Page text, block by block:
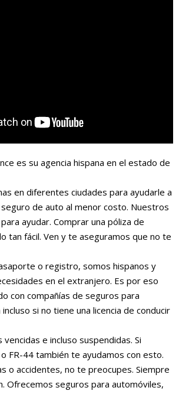
es su agencia hispana en el estado de
en diferentes ciudades para ayudarle a
de auto al menor costo. Nuestros
ayudar. Comprar una póliza de
tan fácil. Ven y te aseguramos que no te
o registro, somos hispanos y
en el extranjero. Es por eso
con compañías de seguros para
si no tiene una licencia de conducir
vencidas e incluso suspendidas. Si
FR-44 también te ayudamos con esto.
o accidentes, no te preocupes. Siempre
Ofrecemos seguros para automóviles,